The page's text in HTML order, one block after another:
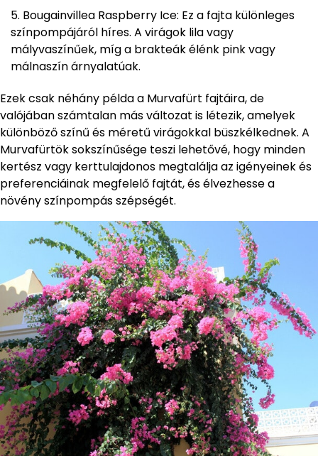
Bougainvillea Raspberry Ice: Ez a fajta különleges
színpompájáról híres. A virágok lila vagy
mályvaszínűek, míg a brakteák élénk pink vagy
málnaszín árnyalatúak.
Ezek csak néhány példa a Murvafürt fajtáira, de
valójában számtalan más változat is létezik, amelyek
különböző színű és méretű virágokkal büszkélkednek. A
Murvafürtök sokszínűsége teszi lehetővé, hogy minden
kertész vagy kerttulajdonos megtalálja az igényeinek és
preferenciáinak megfelelő fajtát, és élvezhesse a
növény színpompás szépségét.